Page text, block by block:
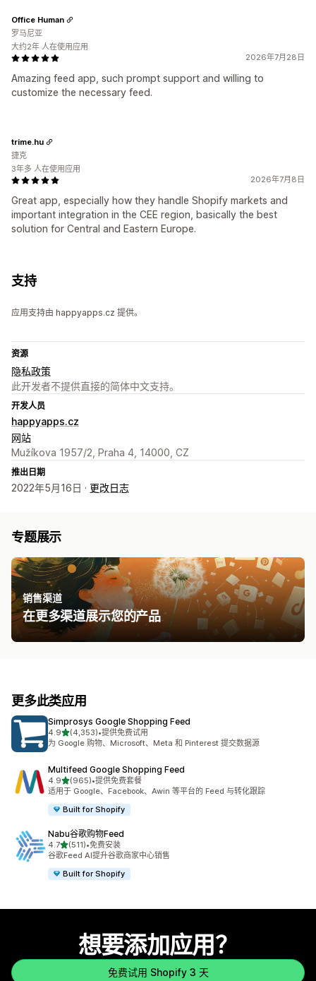
2026年7月28日
Amazing feed app, such prompt support and willing to
customize the necessary feed.
Office Human
罗马尼亚
大约2年 人在使用应用
2026年7月8日
Great app, especially how they handle Shopify markets and
important integration in the CEE region, basically the best
solution for Central and Eastern Europe.
trime.hu
捷克
3年多 人在使用应用
支持
应用支持由 happyapps.cz 提供。
资源
隐私政策
此开发者不提供直接的简体中文支持。
开发人员
happyapps.cz
网站
Mužíkova 1957/2, Praha 4, 14000, CZ
推出日期
2022年5月16日 · 更改日志
专题展示
销售渠道
在更多渠道展示您的产品
更多此类应用
Simprosys Google Shopping Feed
4.9星（满分 5 星）
(4,353)
总共 4353 条评论
•提供免费试用
为 Google 购物、Microsoft、Meta 和 Pinterest 提交数据源
Multifeed Google Shopping Feed
4.9星（满分 5 星）
(965)
总共 965 条评论
•提供免费套餐
适用于 Google、Facebook、Awin 等平台的 Feed 与转化跟踪
Built for Shopify
Nabu谷歌购物Feed
4.7星（满分 5 星）
(511)
总共 511 条评论
•免费安装
谷歌Feed AI提升谷歌商家中心销售
Built for Shopify
想要添加应用？
免费试用 Shopify 3 天